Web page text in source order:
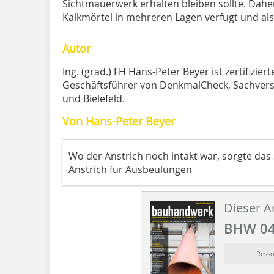
Sichtmauerwerk erhalten bleiben sollte.
Kalkmörtel in mehreren Lagen verfugt und
Autor
Ing. (grad.) FH Hans-Peter Beyer ist
Geschäftsführer von DenkmalCheck,
und Bielefeld.
Von Hans-Peter Beyer
Wo der Anstrich noch intakt war, sorgte das
Anstrich für Ausbeulungen
Dieser
BHW